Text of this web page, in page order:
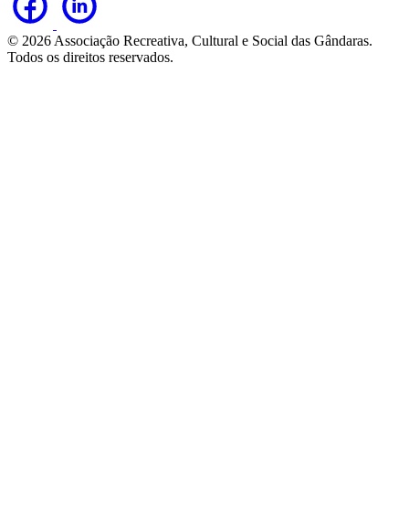
© 2026 Associação Recreativa, Cultural e Social das Gândaras.
Todos os direitos reservados.